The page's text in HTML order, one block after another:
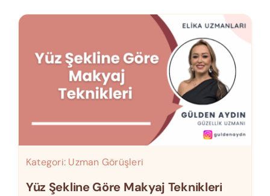
Kategori: Uzman Görüşleri
Yüz Şekline Göre Makyaj Teknikleri